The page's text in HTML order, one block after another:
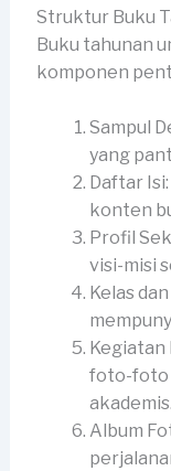
Struktur Buku
Buku tahunan
komponen
Sampul
yang
Daftar
konten
Profil
visi-misi
Kelas
foto-foto
akademis.
Album